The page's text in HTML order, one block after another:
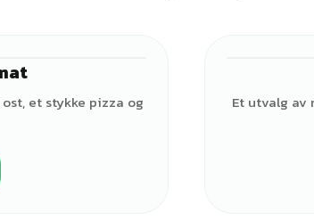
et stykke pizza og
Et utvalg av